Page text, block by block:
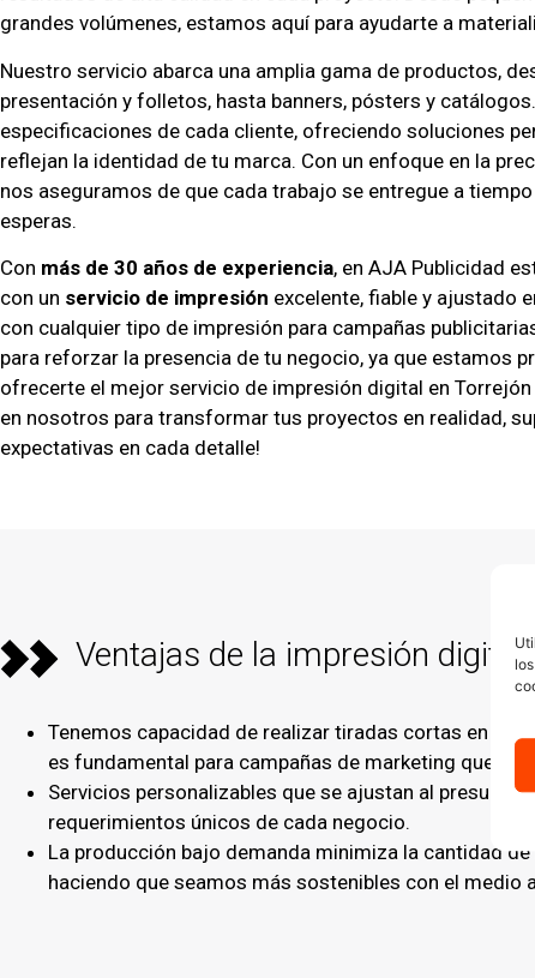
grandes volúmenes, estamos aquí para ayudarte a
Nuestro servicio abarca una amplia gama de productos,
presentación y folletos, hasta banners, pósters y
especificaciones de cada cliente, ofreciendo soluciones
reflejan la identidad de tu marca. Con un enfoque en la
nos aseguramos de que cada trabajo se entregue a
esperas.
Con más de 30 años de experiencia, en AJA Publicidad
con un servicio de impresión excelente, fiable y ajustado
con cualquier tipo de impresión para campañas
para reforzar la presencia de tu negocio, ya que estamos
ofrecerte el mejor servicio de impresión digital en Torrejón
en nosotros para transformar tus proyectos en realidad,
expectativas en cada detalle!
Ventajas de la impresión digital
Tenemos capacidad de realizar tiradas cortas en
es fundamental para campañas de marketing que
Servicios personalizables que se ajustan al
requerimientos únicos de cada negocio.
La producción bajo demanda minimiza la cantidad
haciendo que seamos más sostenibles con el medio